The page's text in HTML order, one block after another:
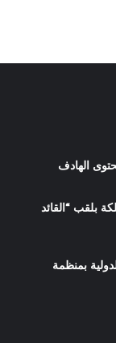
الهادف
بلقب “القائد
بمنظمة